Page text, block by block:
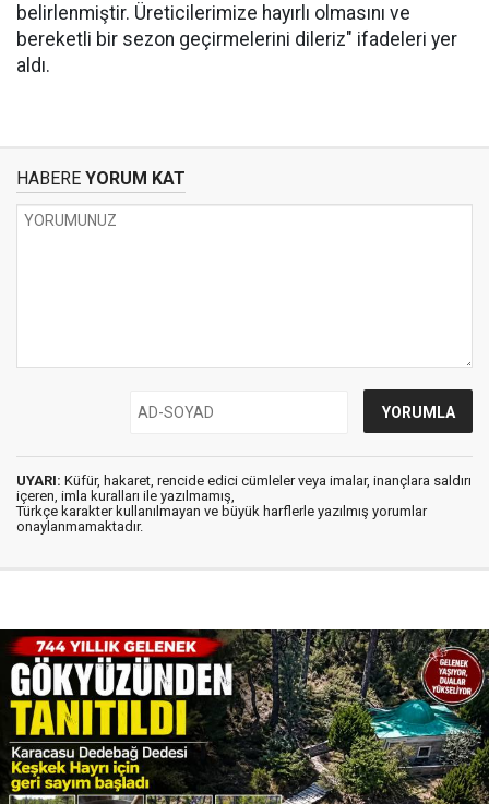
belirlenmiştir. Üreticilerimize hayırlı olmasını ve
bereketli bir sezon geçirmelerini dileriz" ifadeleri yer
aldı.
HABERE YORUM KAT
UYARI: Küfür, hakaret, rencide edici cümleler veya imalar, inançlara saldırı
içeren, imla kuralları ile yazılmamış,
Türkçe karakter kullanılmayan ve büyük harflerle yazılmış yorumlar
onaylanmamaktadır.